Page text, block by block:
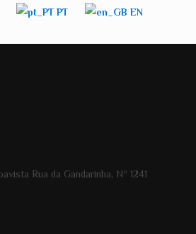
PT EN
Rua da Gandarinha, Nº 1241